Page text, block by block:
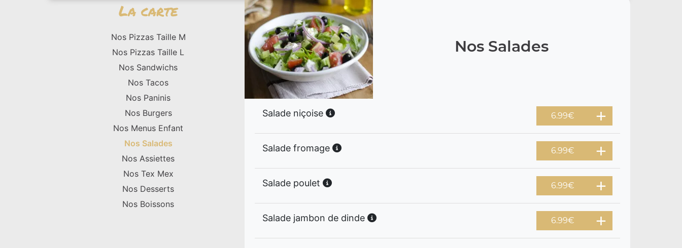
La carte
Nos Pizzas Taille M
Nos Pizzas Taille L
Nos Sandwichs
Nos Tacos
Nos Paninis
Nos Burgers
Nos Menus Enfant
Nos Salades
Nos Assiettes
Nos Tex Mex
Nos Desserts
Nos Boissons
Nos Salades
Salade niçoise 6.99€
Salade fromage 6.99€
Salade poulet 6.99€
Salade jambon de dinde 6.99€